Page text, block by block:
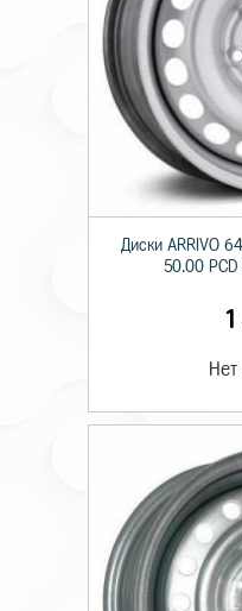
Диски ARRIVO
50.00
Нет